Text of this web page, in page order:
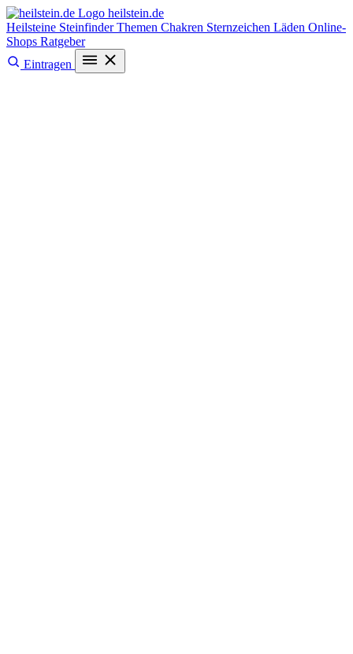
heilstein.de
Heilsteine SteinfinderThemen Chakren Sternzeichen Läden Online-
Shops Ratgeber
Eintragen